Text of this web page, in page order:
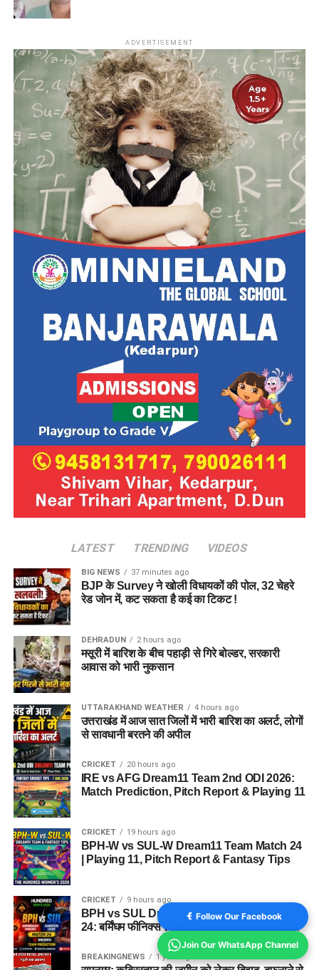
ADVERTISEMENT
LATEST TRENDING VIDEOS
BIG NEWS 37 minutes ago
BJP के Survey ने खोली विधायकों की पोल, 32 चेहरे
रेड जोन में, कट सकता है कई का टिकट !
DEHRADUN 2 hours ago
मसूरी में बारिश के बीच पहाड़ी से गिरे बोल्डर, सरकारी
आवास को भारी नुकसान
UTTARAKHAND WEATHER 4 hours ago
उत्तराखंड में आज सात जिलों में भारी बारिश का अलर्ट, लोगों
से सावधानी बरतने की अपील
CRICKET 20 hours ago
IRE vs AFG Dream11 Team 2nd ODI 2026:
Match Prediction, Pitch Report & Playing 11
CRICKET 19 hours ago
BPH-W vs SUL-W Dream11 Team Match 24
| Playing 11, Pitch Report & Fantasy Tips
CRICKET 9 hours ago
BPH vs SUL Dream11 Team Today Match
24: बर्मिंघम फीनिक्स vs सनराइजर्स लीड्स ड्रीम11 टीम
BREAKINGNEWS 1 year ago
Follow Our Facebook
Join Our WhatsApp Channel